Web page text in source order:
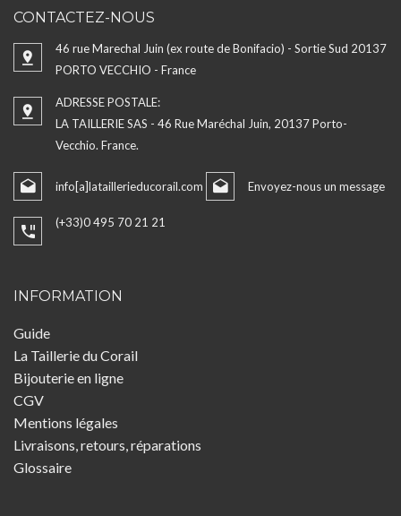
CONTACTEZ-NOUS
46 rue Marechal Juin (ex route de Bonifacio) - Sortie Sud 20137
PORTO VECCHIO - France
ADRESSE POSTALE:
LA TAILLERIE SAS - 46 Rue Maréchal Juin, 20137 Porto-
Vecchio. France.
info[a]lataillerieducorail.com Envoyez-nous un message
(+33)0 495 70 21 21
INFORMATION
Guide
La Taillerie du Corail
Bijouterie en ligne
CGV
Mentions légales
Livraisons, retours, réparations
Glossaire